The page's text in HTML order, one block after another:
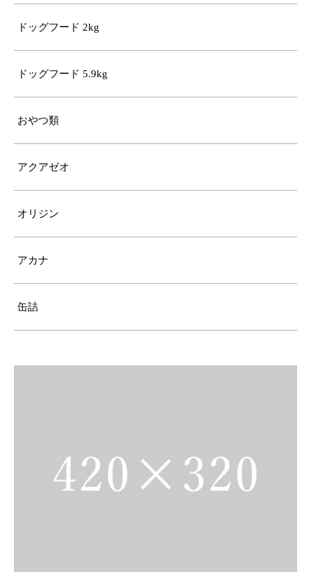
ドッグフード 2kg
ドッグフード 5.9kg
おやつ類
アクアゼオ
オリジン
アカナ
缶詰